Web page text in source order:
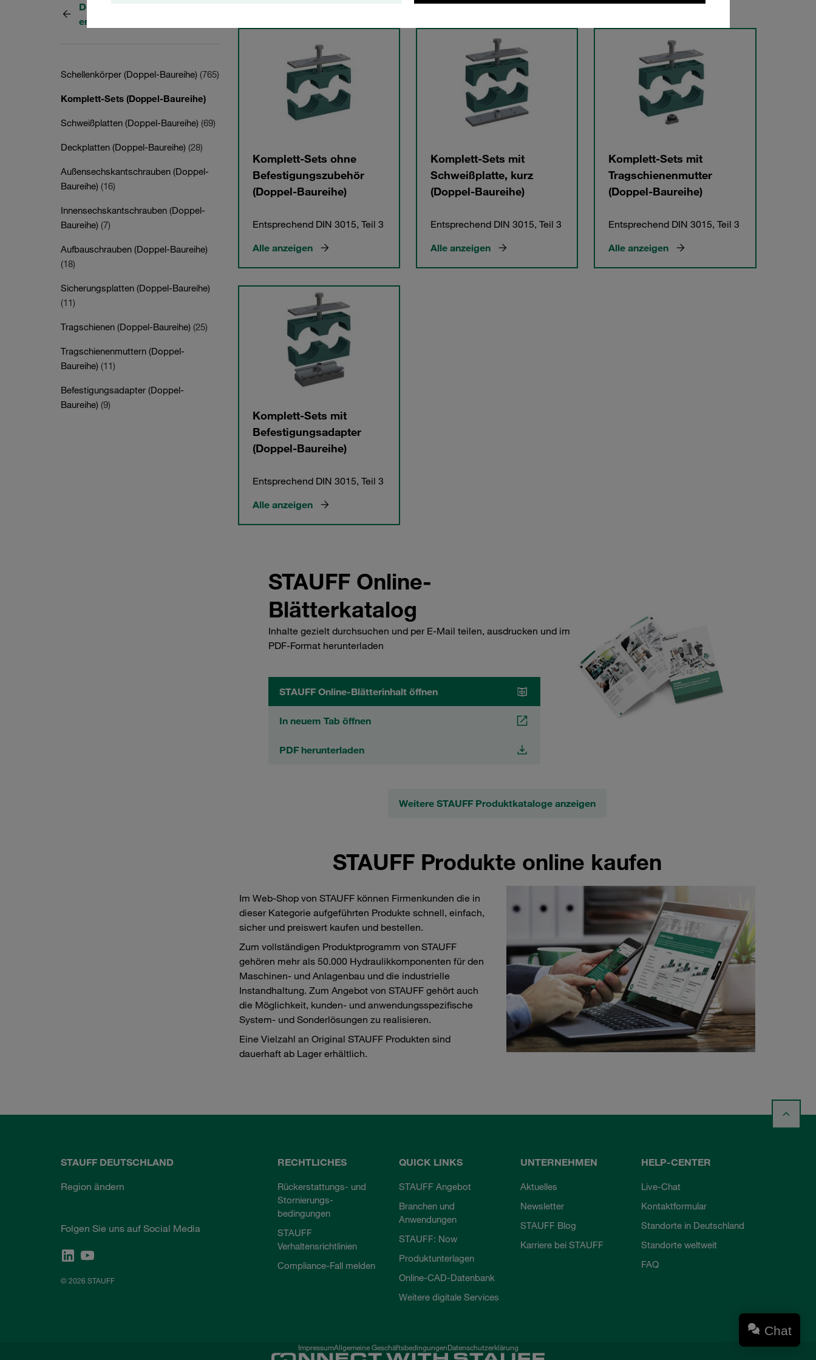
Doppel-Baureihe
entsprechend DIN 3015, Teil 3
Schellenkörper (Doppel-Baureihe) (765)
Komplett-Sets (Doppel-Baureihe)
Schweißplatten (Doppel-Baureihe) (69)
Deckplatten (Doppel-Baureihe) (28)
Außensechskantschrauben (Doppel-
Baureihe) (16)
Innensechskantschrauben (Doppel-
Baureihe) (7)
Aufbauschrauben (Doppel-Baureihe)
(18)
Sicherungsplatten (Doppel-Baureihe)
(11)
Tragschienen (Doppel-Baureihe) (25)
Tragschienenmuttern (Doppel-
Baureihe) (11)
Befestigungsadapter (Doppel-
Baureihe) (9)
Komplett-Sets ohne
Befestigungszubehör
(Doppel-Baureihe)
Entsprechend DIN 3015, Teil 3
Alle anzeigen
Komplett-Sets mit
Schweißplatte, kurz
(Doppel-Baureihe)
Entsprechend DIN 3015, Teil 3
Alle anzeigen
Komplett-Sets mit
Tragschienenmutter
(Doppel-Baureihe)
Entsprechend DIN 3015, Teil 3
Alle anzeigen
Komplett-Sets mit
Befestigungsadapter
(Doppel-Baureihe)
Entsprechend DIN 3015, Teil 3
Alle anzeigen
STAUFF Online-
Blätterkatalog
Inhalte gezielt durchsuchen und per E-Mail teilen, ausdrucken und im
PDF-Format herunterladen
STAUFF Online-Blätterinhalt öffnen
In neuem Tab öffnen
PDF herunterladen
Weitere STAUFF Produktkataloge anzeigen
STAUFF Produkte online kaufen
Im Web-Shop von STAUFF können Firmenkunden die in
dieser Kategorie aufgeführten Produkte schnell, einfach,
sicher und preiswert kaufen und bestellen.
Zum vollständigen Produktprogramm von STAUFF
gehören mehr als 50.000 Hydraulikkomponenten für den
Maschinen- und Anlagenbau und die industrielle
Instandhaltung. Zum Angebot von STAUFF gehört auch
die Möglichkeit, kunden- und anwendungsspezifische
System- und Sonderlösungen zu realisieren.
Eine Vielzahl an Original STAUFF Produkten sind
dauerhaft ab Lager erhältlich.
STAUFF DEUTSCHLAND
Region ändern
Folgen Sie uns auf Social Media
© 2026 STAUFF
RECHTLICHES
Rückerstattungs- und
Stornierungs-
bedingungen
STAUFF
Verhaltensrichtlinien
Compliance-Fall melden
QUICK LINKS
STAUFF Angebot
Branchen und
Anwendungen
STAUFF: Now
Produktunterlagen
Online-CAD-Datenbank
Weitere digitale Services
UNTERNEHMEN
Aktuelles
Newsletter
STAUFF Blog
Karriere bei STAUFF
HELP-CENTER
Live-Chat
Kontaktformular
Standorte in Deutschland
Standorte weltweit
FAQ
ImpressumAllgemeine GeschäftsbedingungenDatenschutzerklärung
Chat